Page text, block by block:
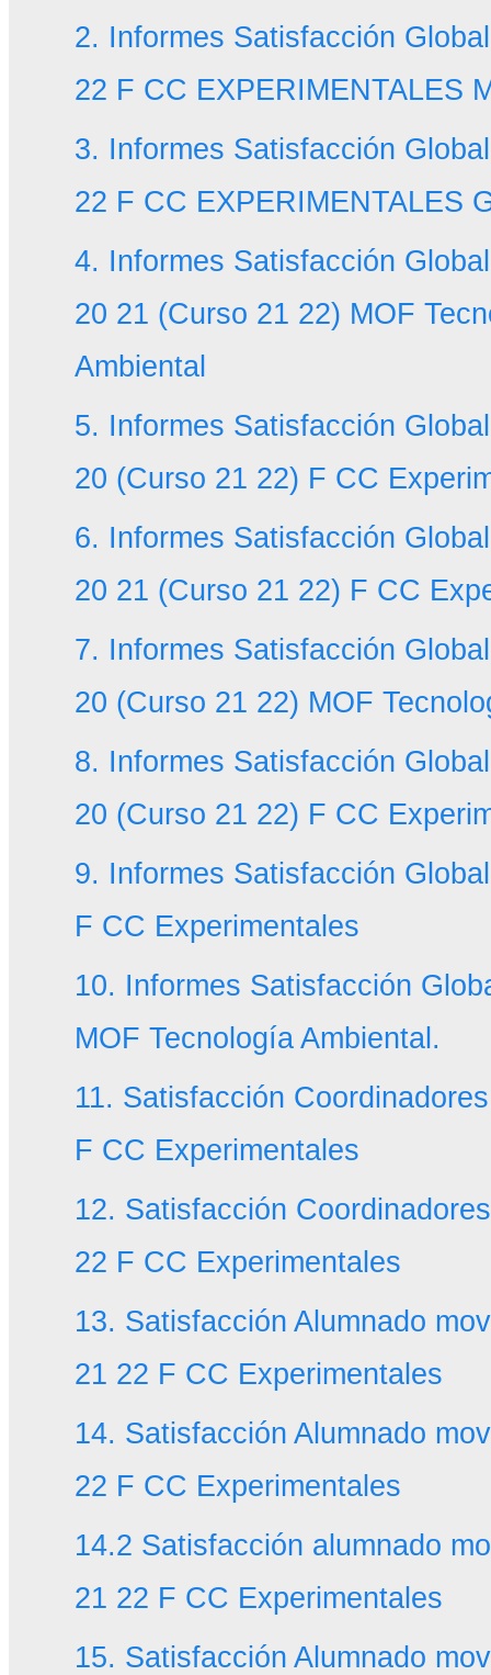
2. Informes Satisfacción
22 F CC EXPERIMENTALES
3. Informes Satisfacción
22 F CC EXPERIMENTALES
4. Informes Satisfacción
20 21 (Curso 21 22) MOF
Ambiental
5. Informes Satisfacción
20 (Curso 21 22) F CC
6. Informes Satisfacción
20 21 (Curso 21 22) F CC
7. Informes Satisfacción
20 (Curso 21 22) MOF
8. Informes Satisfacción
20 (Curso 21 22) F CC
9. Informes Satisfacción
F CC Experimentales
10. Informes Satisfacción
MOF Tecnología Ambiental.
11. Satisfacción
F CC Experimentales
12. Satisfacción
22 F CC Experimentales
13. Satisfacción Alumnado
21 22 F CC Experimentales
14. Satisfacción Alumnado
22 F CC Experimentales
14.2 Satisfacción alumnado
21 22 F CC Experimentales
15. Satisfacción Alumnado